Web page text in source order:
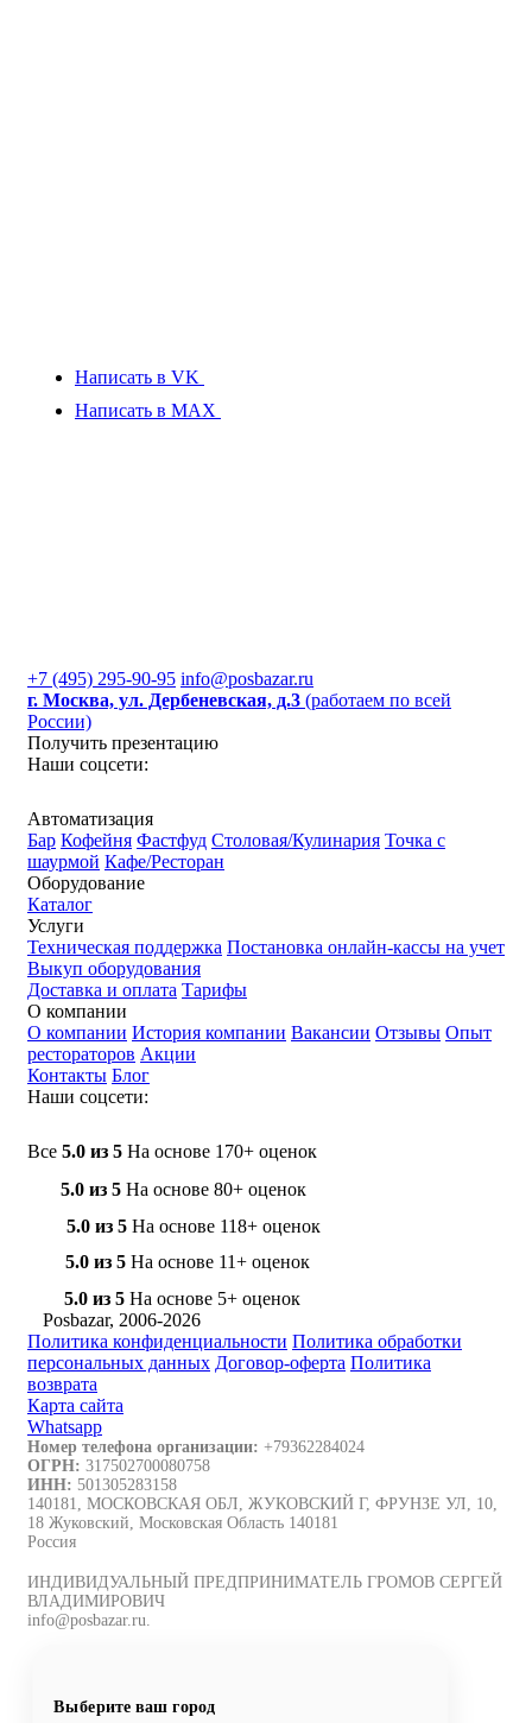
Написать в VK
Написать в MAX
+7 (495) 295-90-95 info@posbazar.ru
г. Москва, ул. Дербеневская, д.3 (работаем по всей
России)
Получить презентацию
Наши соцсети:
Автоматизация
Бар Кофейня Фастфуд Столовая/Кулинария Точка с
шаурмой Кафе/Ресторан
Оборудование
Каталог
Услуги
Техническая поддержка Постановка онлайн-кассы на учет
Выкуп оборудования
Доставка и оплата Тарифы
О компании
О компании История компании Вакансии Отзывы Опыт
рестораторов Акции
Контакты Блог
Наши соцсети:
Все 5.0 из 5 На основе 170+ оценок
5.0 из 5 На основе 80+ оценок
5.0 из 5 На основе 118+ оценок
5.0 из 5 На основе 11+ оценок
5.0 из 5 На основе 5+ оценок
Posbazar, 2006-2026
Политика конфиденциальности Политика обработки
персональных данных Договор-оферта Политика
возврата
Карта сайта
Whatsapp
Номер телефона организации: +79362284024
ОГРН: 317502700080758
ИНН: 501305283158
140181, МОСКОВСКАЯ ОБЛ, ЖУКОВСКИЙ Г, ФРУНЗЕ УЛ, 10,
18 Жуковский, Московская Область 140181
Россия
ИНДИВИДУАЛЬНЫЙ ПРЕДПРИНИМАТЕЛЬ ГРОМОВ СЕРГЕЙ
ВЛАДИМИРОВИЧ
info@posbazar.ru.
Выберите ваш город